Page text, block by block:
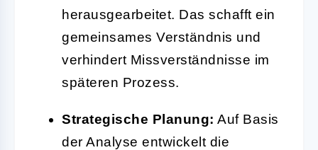
herausgearbeitet. Das schafft ein
gemeinsames Verständnis und
verhindert Missverständnisse im
späteren Prozess.
Strategische Planung: Auf Basis
der Analyse entwickelt die